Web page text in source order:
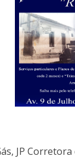
JP